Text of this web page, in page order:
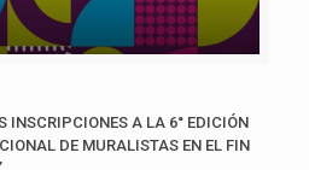
INSCRIPCIONES A LA 6° EDICIÓN
DE MURALISTAS EN EL FIN